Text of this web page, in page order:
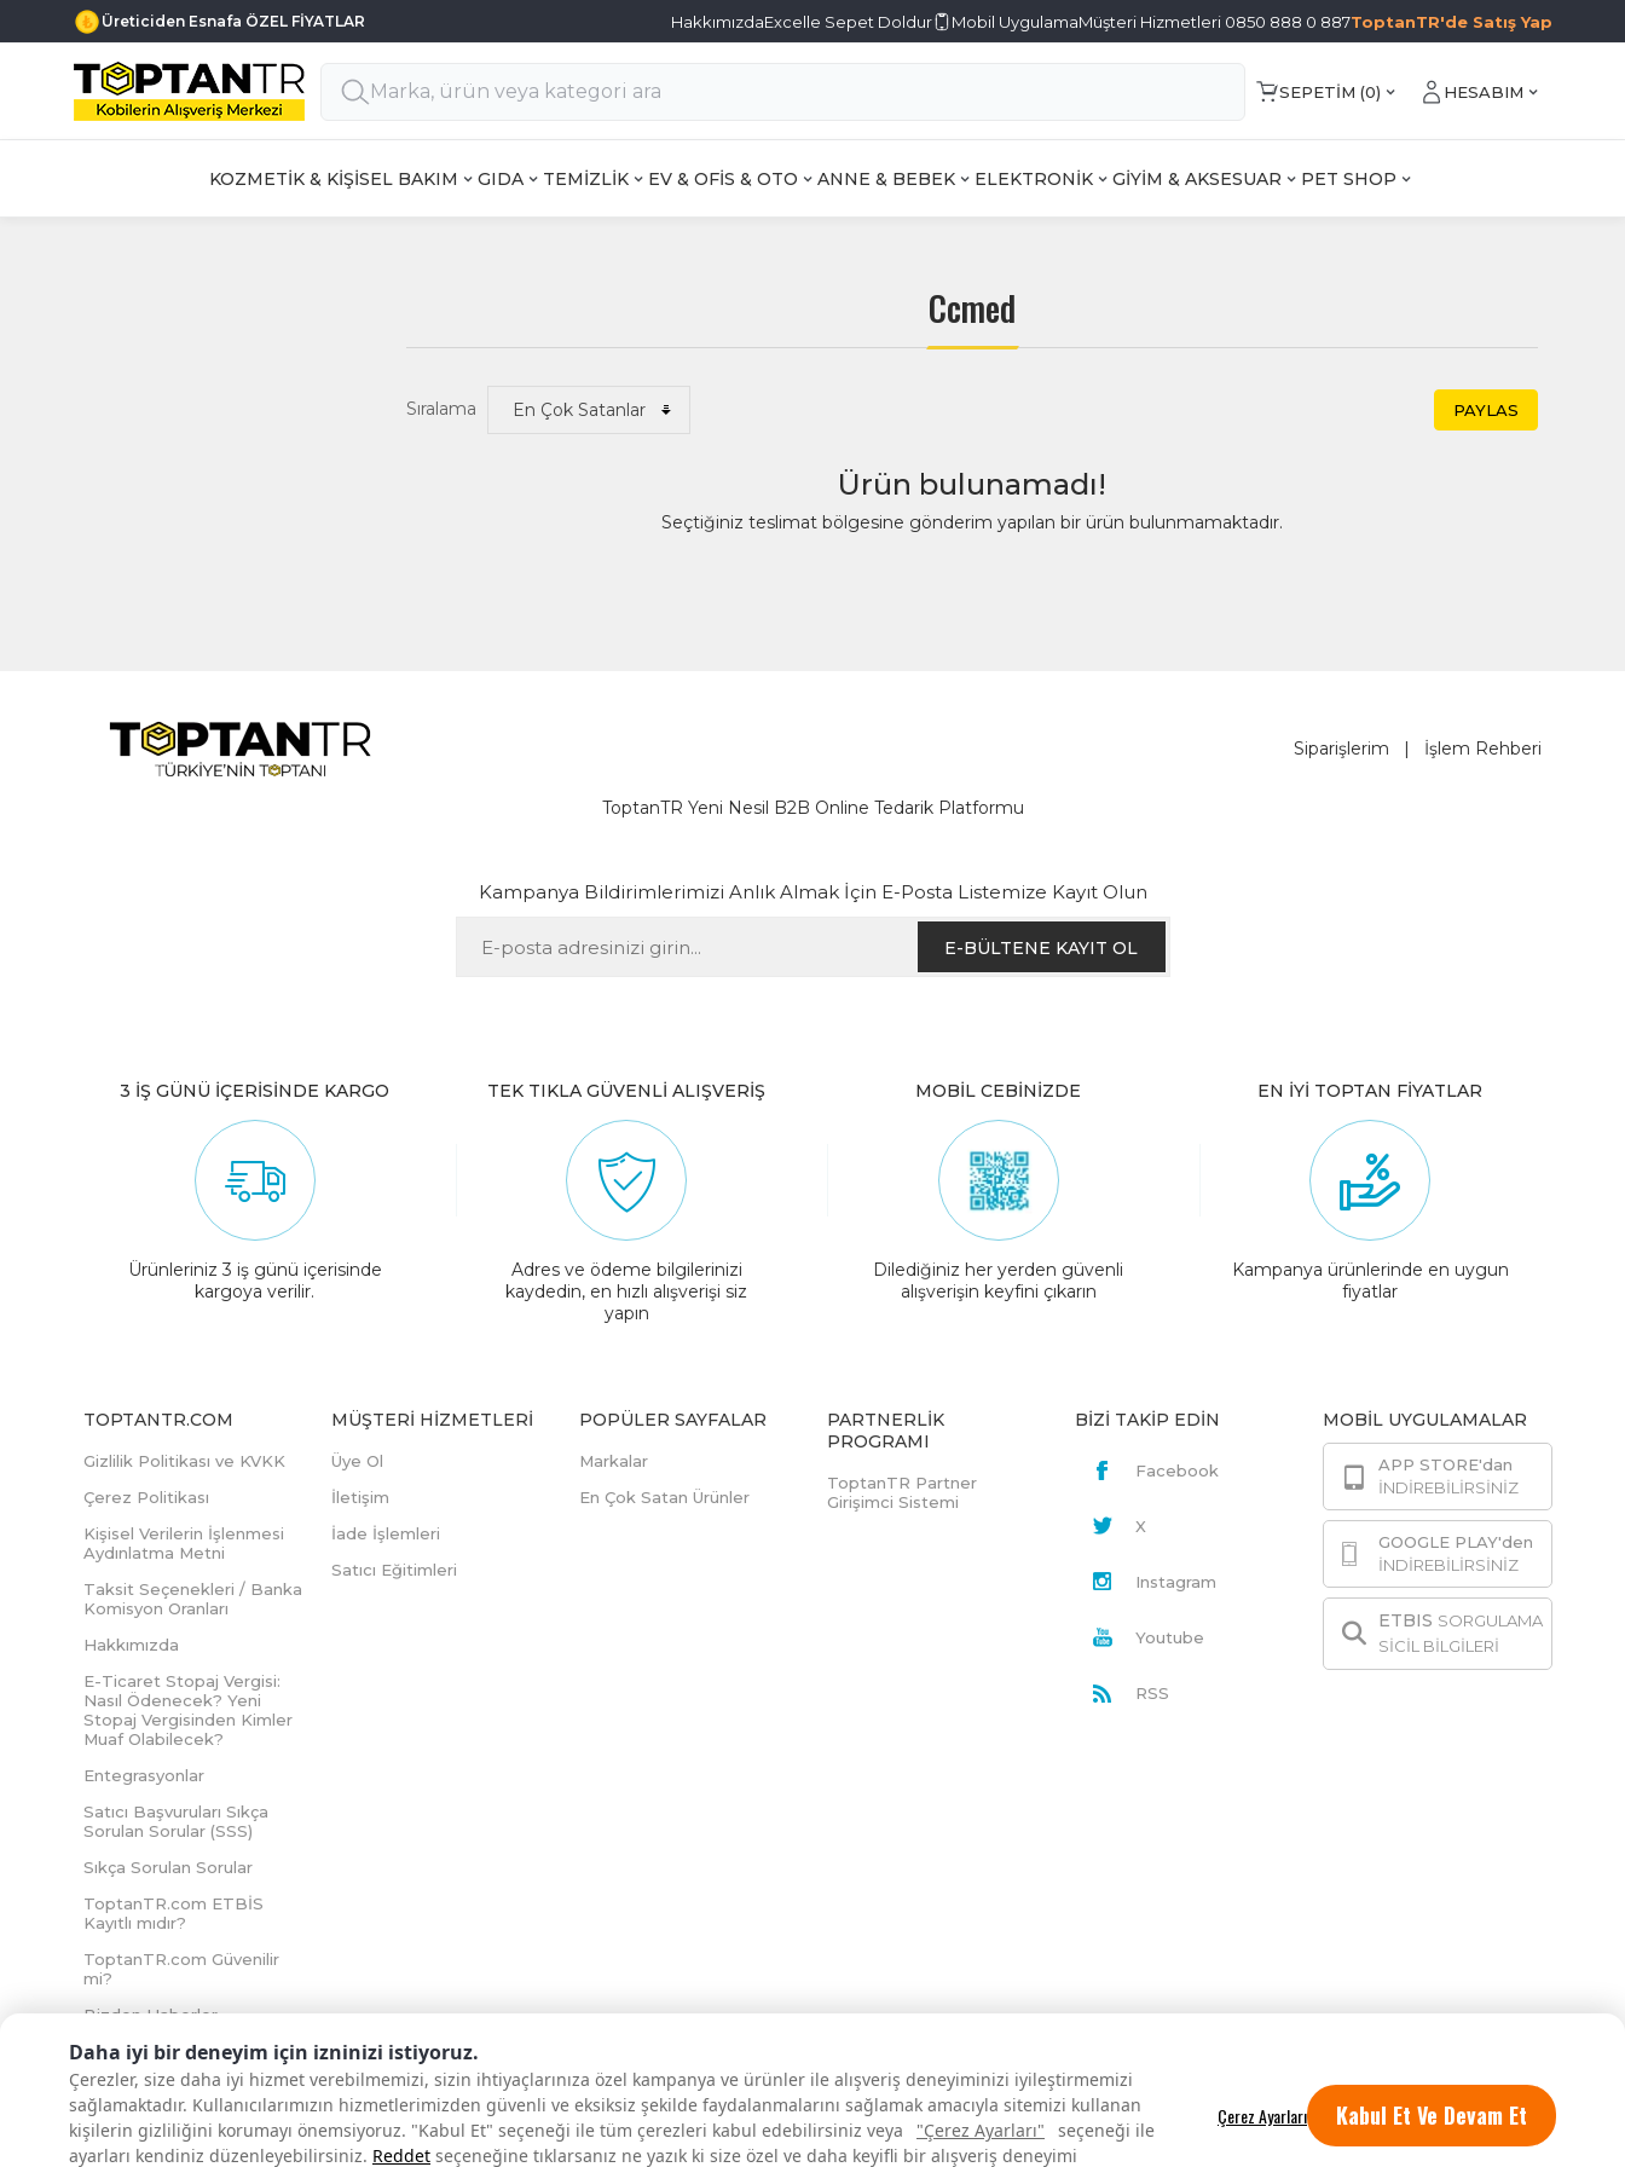
Daha iyi bir deneyim için izninizi istiyoruz.
Çerezler, size daha iyi hizmet verebilmemizi, sizin ihtiyaçlarınıza özel kampanya ve ürünler ile alışveriş deneyiminizi iyileştirmemizi
sağlamaktadır. Kullanıcılarımızın hizmetlerimizden güvenli ve eksiksiz şekilde faydalanmalarını sağlamak amacıyla sitemizi kullanan
kişilerin gizliliğini korumayı önemsiyoruz. "Kabul Et" seçeneği ile tüm çerezleri kabul edebilirsiniz veya
"Çerez Ayarları"
seçeneği ile
ayarları kendiniz düzenleyebilirsiniz. Reddet seçeneğine tıklarsanız ne yazık ki size özel ve daha keyifli bir alışveriş deneyimi
Kabul Et Ve Devam Et
Üreticiden Esnafa ÖZEL FİYATLAR HakkımızdaExcelle Sepet Doldur Mobil UygulamaMüşteri Hizmetleri 0850 888 0 887ToptanTR'de Satış Yap
SEPETIM (0) HESABIM
KOZMETİK & KİŞİSEL BAKIM GIDA TEMİZLİK EV & OFİS & OTO ANNE & BEBEK ELEKTRONİK GİYİM & AKSESUAR PET SHOP
Ccmed
Sıralama PAYLAS
Ürün bulunamadı!
Seçtiğiniz teslimat bölgesine gönderim yapılan bir ürün bulunmamaktadır.
Siparişlerim İşlem Rehberi
ToptanTR Yeni Nesil B2B Online Tedarik Platformu
Kampanya Bildirimlerimizi Anlık Almak İçin E-Posta Listemize Kayıt Olun
E-BÜLTENE KAYIT OL
3 İŞ GÜNÜ İÇERİSİNDE KARGO
Ürünleriniz 3 iş günü içerisinde
kargoya verilir.
TEK TIKLA GÜVENLİ ALIŞVERİŞ
Adres ve ödeme bilgilerinizi
kaydedin, en hızlı alışverişi siz
yapın
MOBİL CEBİNİZDE
Dilediğiniz her yerden güvenli
alışverişin keyfini çıkarın
EN İYİ TOPTAN FİYATLAR
Kampanya ürünlerinde en uygun
fiyatlar
TOPTANTR.COM
Gizlilik Politikası ve KVKK
Çerez Politikası
Kişisel Verilerin İşlenmesi
Aydınlatma Metni
Taksit Seçenekleri / Banka
Komisyon Oranları
Hakkımızda
E-Ticaret Stopaj Vergisi:
Nasıl Ödenecek? Yeni
Stopaj Vergisinden Kimler
Muaf Olabilecek?
Entegrasyonlar
Satıcı Başvuruları Sıkça
Sorulan Sorular (SSS)
Sıkça Sorulan Sorular
ToptanTR.com ETBİS
Kayıtlı mıdır?
ToptanTR.com Güvenilir
mi?
Bizden Haberler
MÜŞTERI HIZMETLERI
Üye Ol
İletişim
İade İşlemleri
Satıcı Eğitimleri
POPÜLER SAYFALAR
Markalar
En Çok Satan Ürünler
PARTNERLIK
PROGRAMI
ToptanTR Partner
Girişimci Sistemi
BİZİ TAKİP EDİN
Facebook
X
Instagram
Youtube
RSS
MOBİL UYGULAMALAR
APP STORE'dan
İNDİREBİLİRSİNİZ
GOOGLE PLAY'den
İNDİREBİLİRSİNİZ
ETBIS SORGULAMA
SİCİL BİLGİLERİ
İNTERNETTE GÜVENLİ ALIŞVERİŞ
Tüm hakları saklıdır.